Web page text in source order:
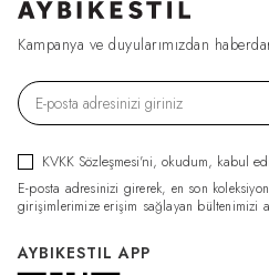
Kampanya ve duyularımızdan
KVKK Sözleşmesi'ni, okudum, kabul
E-posta adresinizi girerek, en son
girişimlerimize erişim sağlayan bültenimizi
AYBIKESTIL APP